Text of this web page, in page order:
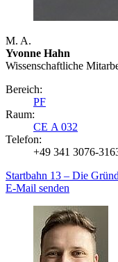
M. A.
Yvonne Hahn
Wissenschaftliche
Bereich:
PF
Raum:
CE A 032
Telefon:
+49 341 3076-
Startbahn 13 – Die
E-Mail senden